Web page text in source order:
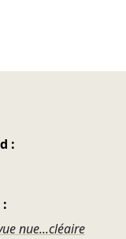
:
nue...cléaire